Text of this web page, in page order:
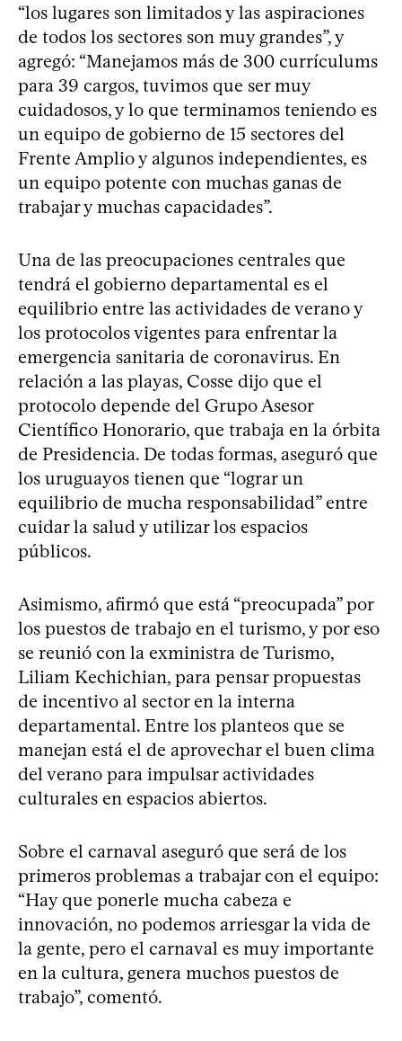
“los lugares son limitados y las aspiraciones
de todos los sectores son muy grandes”, y
agregó: “Manejamos más de 300 currículums
para 39 cargos, tuvimos que ser muy
cuidadosos, y lo que terminamos teniendo es
un equipo de gobierno de 15 sectores del
Frente Amplio y algunos independientes, es
un equipo potente con muchas ganas de
trabajar y muchas capacidades”.
Una de las preocupaciones centrales que
tendrá el gobierno departamental es el
equilibrio entre las actividades de verano y
los protocolos vigentes para enfrentar la
emergencia sanitaria de coronavirus. En
relación a las playas, Cosse dijo que el
protocolo depende del Grupo Asesor
Científico Honorario, que trabaja en la órbita
de Presidencia. De todas formas, aseguró que
los uruguayos tienen que “lograr un
equilibrio de mucha responsabilidad” entre
cuidar la salud y utilizar los espacios
públicos.
Asimismo, afirmó que está “preocupada” por
los puestos de trabajo en el turismo, y por eso
se reunió con la exministra de Turismo,
Liliam Kechichian, para pensar propuestas
de incentivo al sector en la interna
departamental. Entre los planteos que se
manejan está el de aprovechar el buen clima
del verano para impulsar actividades
culturales en espacios abiertos.
Sobre el carnaval aseguró que será de los
primeros problemas a trabajar con el equipo:
“Hay que ponerle mucha cabeza e
innovación, no podemos arriesgar la vida de
la gente, pero el carnaval es muy importante
en la cultura, genera muchos puestos de
trabajo”, comentó.